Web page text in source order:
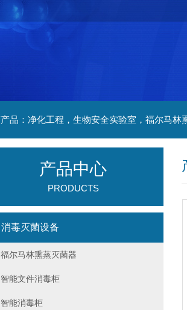
产品中心
PRODUCTS
消毒灭菌设备
福尔马林熏蒸灭菌器
智能文件消毒柜
智能消毒柜